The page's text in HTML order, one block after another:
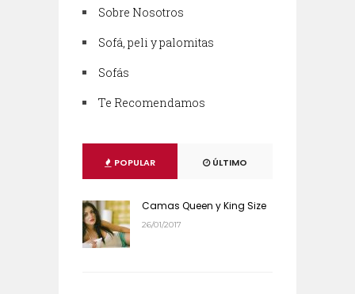
Sobre Nosotros
Sofá, peli y palomitas
Sofás
Te Recomendamos
POPULAR ÚLTIMO
Camas Queen y King Size
26/01/2017